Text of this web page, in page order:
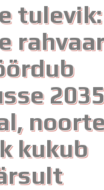
tulevik:
kukub